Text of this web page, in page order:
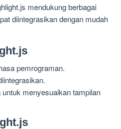
mendukung berbagai
diintegrasikan dengan mudah
pemrograman.
menyesuaikan tampilan